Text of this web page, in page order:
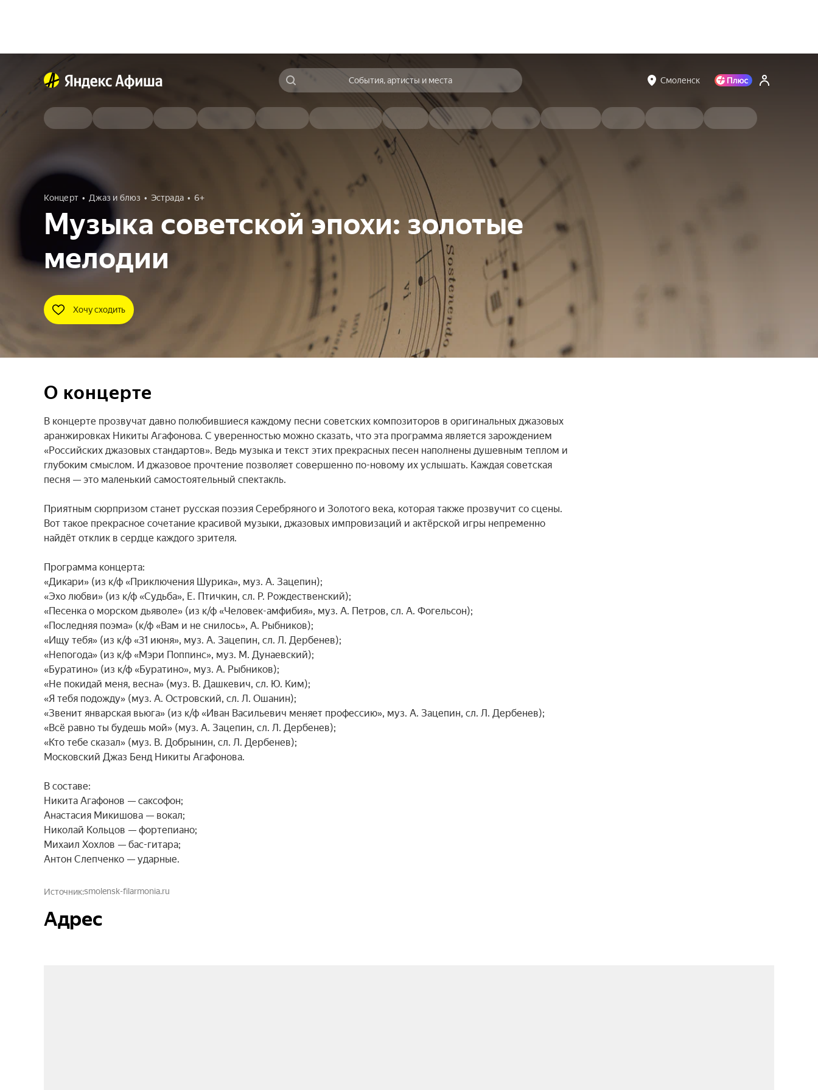
События, артисты и места Смоленск
Концерт Джаз и блюз Эстрада 6+
Музыка советской эпохи: золотые
мелодии
Хочу сходить
О концерте
В концерте прозвучат давно полюбившиеся каждому песни советских композиторов в оригинальных джазовых
аранжировках Никиты Агафонова. С уверенностью можно сказать, что эта программа является зарождением
«Российских джазовых стандартов». Ведь музыка и текст этих прекрасных песен наполнены душевным теплом и
глубоким смыслом. И джазовое прочтение позволяет совершенно по-новому их услышать. Каждая советская
песня — это маленький самостоятельный спектакль.
Приятным сюрпризом станет русская поэзия Серебряного и Золотого века, которая также прозвучит со сцены.
Вот такое прекрасное сочетание красивой музыки, джазовых импровизаций и актёрской игры непременно
найдёт отклик в сердце каждого зрителя.
Программа концерта:
«Дикари» (из к/ф «Приключения Шурика», муз. А. Зацепин);
«Эхо любви» (из к/ф «Судьба», Е. Птичкин, сл. Р. Рождественский);
«Песенка о морском дьяволе» (из к/ф «Человек-амфибия», муз. А. Петров, сл. А. Фогельсон);
«Последняя поэма» (к/ф «Вам и не снилось», А. Рыбников);
«Ищу тебя» (из к/ф «31 июня», муз. А. Зацепин, сл. Л. Дербенев);
«Непогода» (из к/ф «Мэри Поппинс», муз. М. Дунаевский);
«Буратино» (из к/ф «Буратино», муз. А. Рыбников);
«Не покидай меня, весна» (муз. В. Дашкевич, сл. Ю. Ким);
«Я тебя подожду» (муз. А. Островский, сл. Л. Ошанин);
«Звенит январская вьюга» (из к/ф «Иван Васильевич меняет профессию», муз. А. Зацепин, сл. Л. Дербенев);
«Всё равно ты будешь мой» (муз. А. Зацепин, сл. Л. Дербенев);
«Кто тебе сказал» (муз. В. Добрынин, сл. Л. Дербенев);
Московский Джаз Бенд Никиты Агафонова.
В составе:
Никита Агафонов —​ саксофон;
Анастасия Микишова —​ вокал;
Николай Кольцов — фортепиано;
Михаил Хохлов — бас-гитара;
Антон Слепченко — ударные.
Источникsmolensk-filarmonia.ru
Адрес